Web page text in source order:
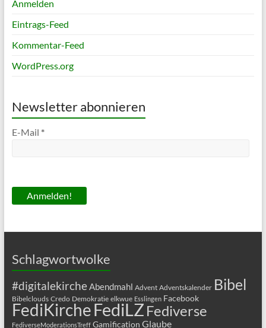
Anmelden
Eintrags-Feed
Kommentar-Feed
WordPress.org
Newsletter abonnieren
E-Mail *
Schlagwortwolke
#digitalekircheAbendmahl Advent Adventskalender Bibel
Bibelclouds Credo Demokratie elkwue Esslingen Facebook
FediKircheFediLZ Fediverse
FediverseModerationsTreff Gamification Glaube